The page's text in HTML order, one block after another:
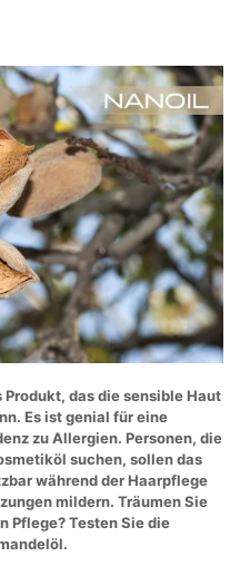
das die sensible Haut
Es ist genial für eine
zu Allergien. Personen, die
suchen, sollen das
während der Haarpflege
mildern. Träumen Sie
Pflege? Testen Sie die